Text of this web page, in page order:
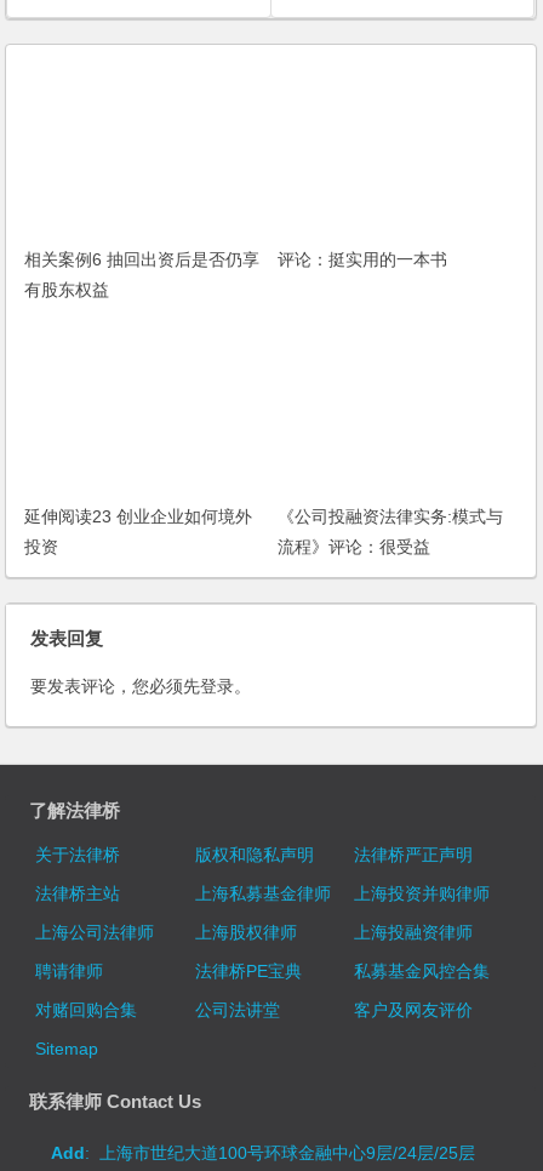
相关案例6 抽回出资后是否仍享
有股东权益
评论：挺实用的一本书
延伸阅读23 创业企业如何境外
投资
《公司投融资法律实务:模式与
流程》评论：很受益
发表回复
要发表评论，您必须先登录。
了解法律桥
关于法律桥 版权和隐私声明
法律桥严正声明
法律桥主站
上海私募基金律师
上海投资并购律师
上海公司法律师
上海股权律师
上海投融资律师
聘请律师
法律桥PE宝典
私募基金风控合集
对赌回购合集
公司法讲堂
客户及网友评价
Sitemap
联系律师 Contact Us
Add: 上海市世纪大道100号环球金融中心9层/24层/25层